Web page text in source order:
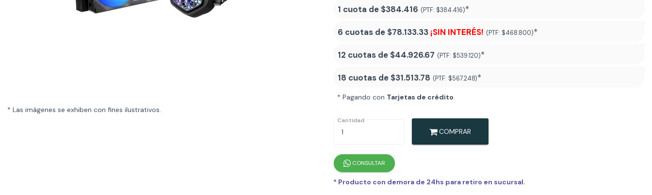
* Las imágenes se exhiben con fines ilustrativos.
1 cuota de $384.416 (PTF: $384.416)*
6 cuotas de $78.133.33 ¡SIN INTERÉS! (PTF: $468.800)*
12 cuotas de $44.926.67 (PTF: $539.120)*
18 cuotas de $31.513.78 (PTF: $567.248)*
* Pagando con Tarjetas de crédito.
Cantidad
COMPRAR
CONSULTAR
* Producto con demora de 24hs para retiro en sucursal.